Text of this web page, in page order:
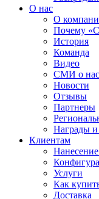
О нас
О
Почему
История
Команда
Видео
СМИ о нас
Новости
Отзывы
Партнеры
Награды и
Клиентам
Услуги
Как
Доставка